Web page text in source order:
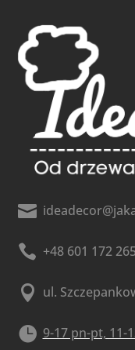

 +48 601 172 265
 ul.
 9-17 pn-pt, 11-